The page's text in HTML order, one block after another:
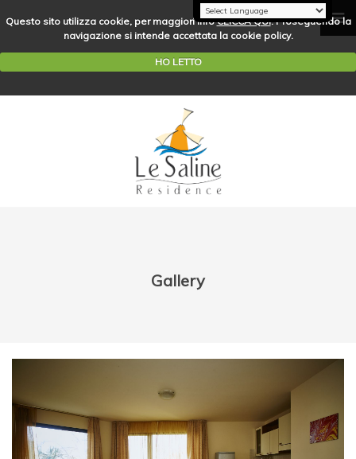
Questo sito utilizza cookie, per maggiori infoCLICCA QUI. Proseguendo la
navigazione si intende accettata la cookie policy.
HO LETTO
Gallery